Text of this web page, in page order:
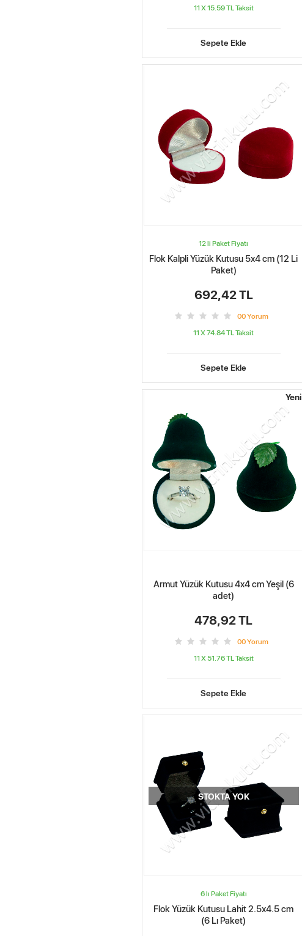
11 X 15.59 TLTaksit
Sepete Ekle
12 li Paket Fiyatı
Flok Kalpli Yüzük Kutusu 5x4 cm (12 Li
Paket)
692,42 TL
00Yorum
11 X 74.84 TLTaksit
Sepete Ekle
Yeni
Armut Yüzük Kutusu 4x4 cm Yeşil (6
adet)
478,92 TL
00Yorum
11 X 51.76 TLTaksit
Sepete Ekle
STOKTA YOK
6 lı Paket Fiyatı
Flok Yüzük Kutusu Lahit 2.5x4.5 cm
(6 Lı Paket)